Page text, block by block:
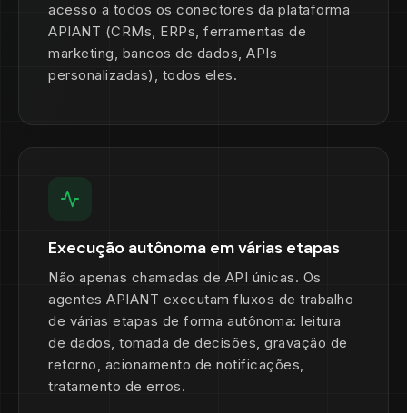
acesso a todos os conectores da plataforma
APIANT (CRMs, ERPs, ferramentas de
marketing, bancos de dados, APIs
personalizadas), todos eles.
Execução autônoma em várias etapas
Não apenas chamadas de API únicas. Os
agentes APIANT executam fluxos de trabalho
de várias etapas de forma autônoma: leitura
de dados, tomada de decisões, gravação de
retorno, acionamento de notificações,
tratamento de erros.